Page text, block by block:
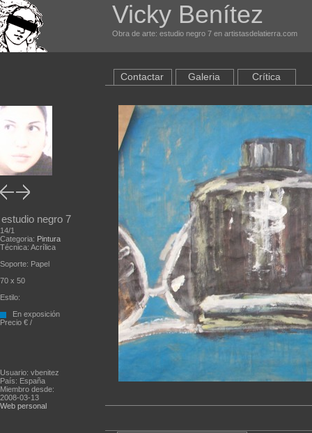
Vicky Benítez
Obra de arte: estudio negro 7 en artistasdelatierra.com
estudio negro 7
14/1
Categoria: Pintura
Técnica: Acrílica
Soporte: Papel
70 x 50
Estilo:
En exposición
Precio € /
Usuario: vbenitez
País: España
Miembro desde:
2008-03-13
Web personal
Contactar Galeria Crítica